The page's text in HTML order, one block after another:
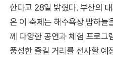
한다고 28일 밝혔다. 부산의
은 이 축제는 해수욕장 밤하늘
께 다양한 공연과 체험 프로그
풍성한 즐길 거리를 선사할 예